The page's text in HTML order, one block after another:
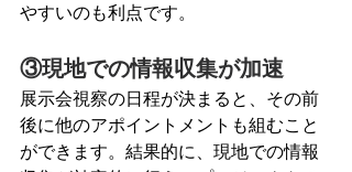
やすいのも利点です。
③現地での情報収集が加速
展示会視察の日程が決まると、その前
後に他のアポイントメントも組むこと
ができます。結果的に、現地での情報